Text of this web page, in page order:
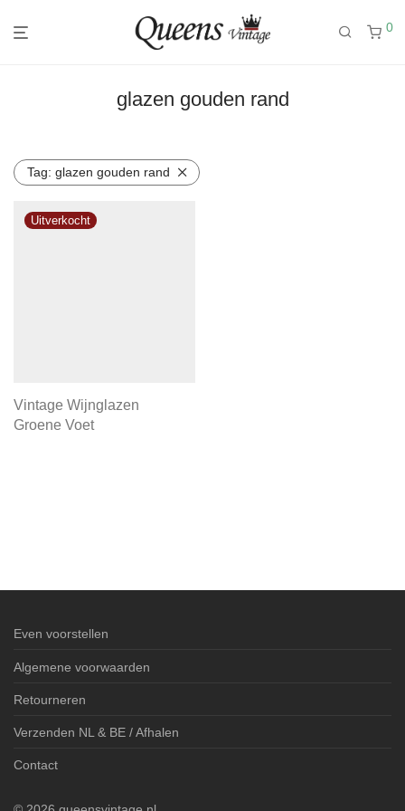
0
glazen gouden rand
Tag: glazen gouden rand
Vintage Wijnglazen
Groene Voet
Even voorstellen
Algemene voorwaarden
Retourneren
Verzenden NL & BE / Afhalen
Contact